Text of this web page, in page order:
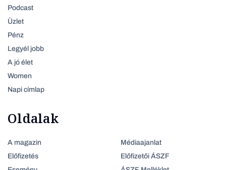
Podcast
Üzlet
Pénz
Legyél jobb
A jó élet
Women
Napi címlap
Oldalak
A magazin
Előfizetés
Médiaajanlat
Előfizetői ÁSZF